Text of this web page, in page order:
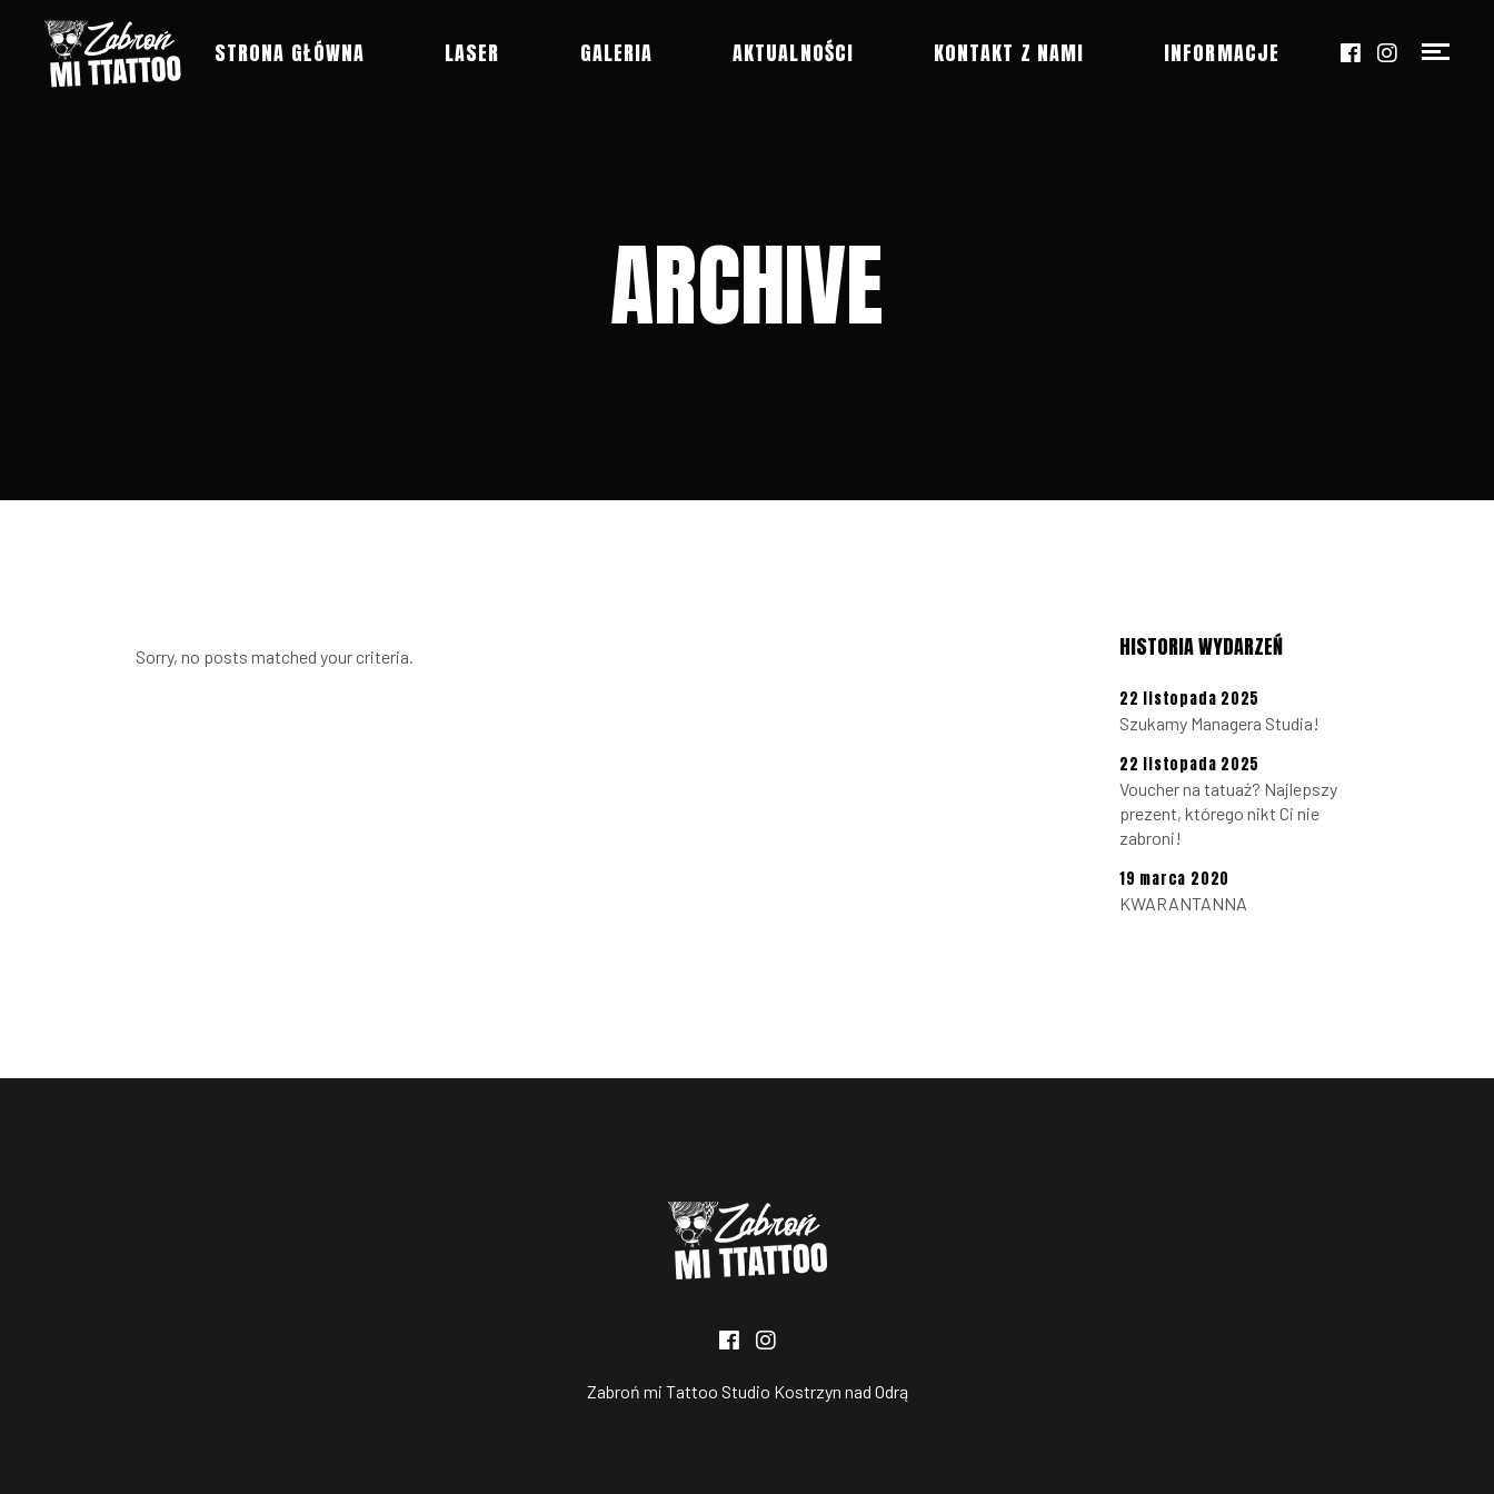
STRONA GŁÓWNA LASER GALERIA AKTUALNOŚCI KONTAKT Z NAMI INFORMACJE
ARCHIVE
Sorry, no posts matched your criteria. HISTORIA WYDARZEŃ
22 listopada 2025
Szukamy Managera Studia!
22 listopada 2025
Voucher na tatuaż? Najlepszy
prezent, którego nikt Ci nie
zabroni!
19 marca 2020
KWARANTANNA
Zabroń mi Tattoo Studio Kostrzyn nad Odrą